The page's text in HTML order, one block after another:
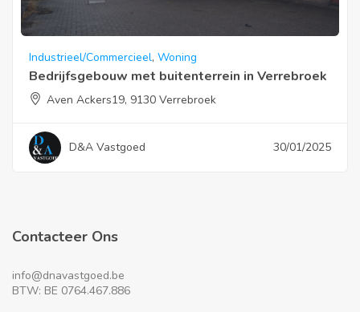
Industrieel/Commercieel, Woning
Bedrijfsgebouw met buitenterrein in Verrebroek
Aven Ackers19, 9130 Verrebroek
D&A Vastgoed 30/01/2025
Contacteer Ons
info@dnavastgoed.be
BTW: BE 0764.467.886